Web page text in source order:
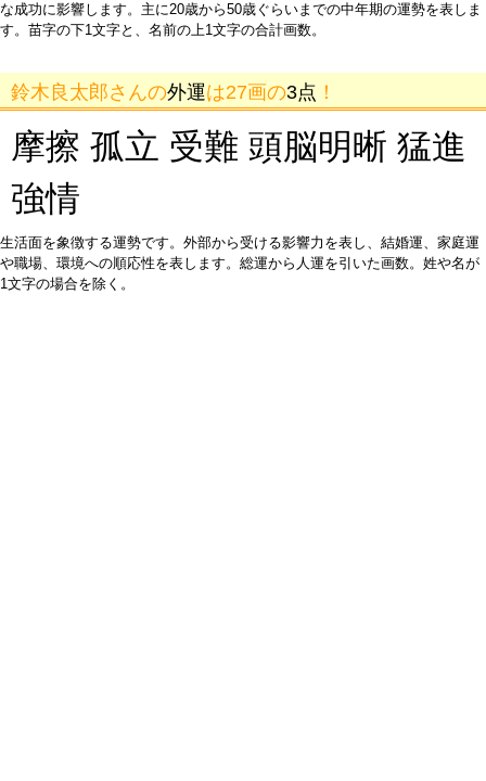
な成功に影響します。主に20歳から50歳ぐらいまでの中年期の運勢を表しま
す。苗字の下1文字と、名前の上1文字の合計画数。
鈴木良太郎さんの外運は27画の3点 ！
摩擦 孤立 受難 頭脳明晰 猛進
強情
生活面を象徴する運勢です。外部から受ける影響力を表し、結婚運、家庭運
や職場、環境への順応性を表します。総運から人運を引いた画数。姓や名が
1文字の場合を除く。